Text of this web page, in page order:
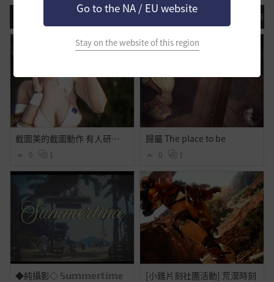
Go to the NA / EU website
Stay on the website of this region
喜
截圖美的截圖動作 有人研究出來的
0 1
歸屬 The place to be
0 1
◆純攝影◇ 𝕊𝕦𝕞𝕞𝕖𝕣𝕥𝕚𝕞𝕖 [小雞片刻社團活動] 荒漠時刻